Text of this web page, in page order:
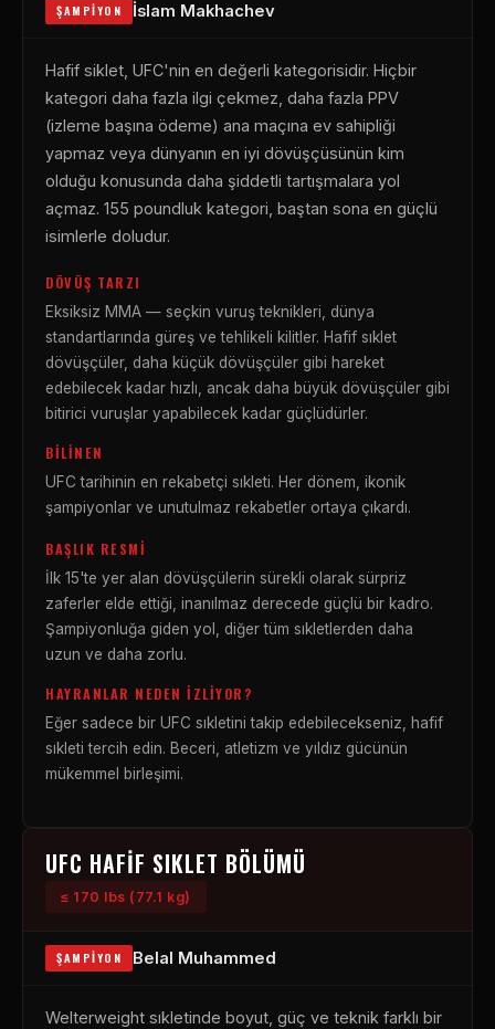
ŞAMPIYON İslam Makhachev
Hafif siklet, UFC'nin en değerli kategorisidir. Hiçbir
kategori daha fazla ilgi çekmez, daha fazla PPV
(izleme başına ödeme) ana maçına ev sahipliği
yapmaz veya dünyanın en iyi dövüşçüsünün kim
olduğu konusunda daha şiddetli tartışmalara yol
açmaz. 155 poundluk kategori, baştan sona en güçlü
isimlerle doludur.
DÖVÜŞ TARZI
Eksiksiz MMA — seçkin vuruş teknikleri, dünya
standartlarında güreş ve tehlikeli kilitler. Hafif sıklet
dövüşçüler, daha küçük dövüşçüler gibi hareket
edebilecek kadar hızlı, ancak daha büyük dövüşçüler gibi
bitirici vuruşlar yapabilecek kadar güçlüdürler.
BILINEN
UFC tarihinin en rekabetçi sıkleti. Her dönem, ikonik
şampiyonlar ve unutulmaz rekabetler ortaya çıkardı.
BAŞLIK RESMI
İlk 15'te yer alan dövüşçülerin sürekli olarak sürpriz
zaferler elde ettiği, inanılmaz derecede güçlü bir kadro.
Şampiyonluğa giden yol, diğer tüm sıkletlerden daha
uzun ve daha zorlu.
HAYRANLAR NEDEN İZLIYOR?
Eğer sadece bir UFC sıkletini takip edebilecekseniz, hafif
sıkleti tercih edin. Beceri, atletizm ve yıldız gücünün
mükemmel birleşimi.
UFC HAFIF SIKLET BÖLÜMÜ
≤ 170 lbs (77.1 kg)
ŞAMPIYON Belal Muhammed
Welterweight sıkletinde boyut, güç ve teknik farklı bir